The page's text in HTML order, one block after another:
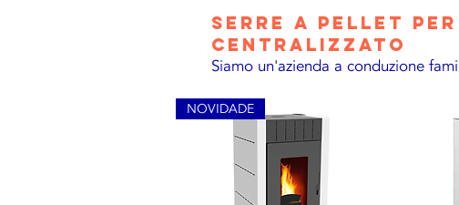
Serre a pellet
centralizzato
Siamo un'azienda a conduzione
NOVIDADE